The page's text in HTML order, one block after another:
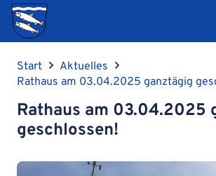
Start
Aktuelles
Rathaus am 03.04.2025 ganztägig
Rathaus am 03.04.2025
geschlossen!